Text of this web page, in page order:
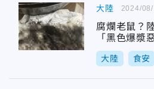
大陸
腐爛老鼠？
「黑色爆
調查
大陸 食安
2024/